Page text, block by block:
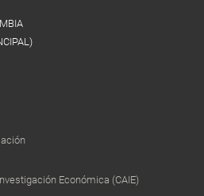
Económica (CAIE)